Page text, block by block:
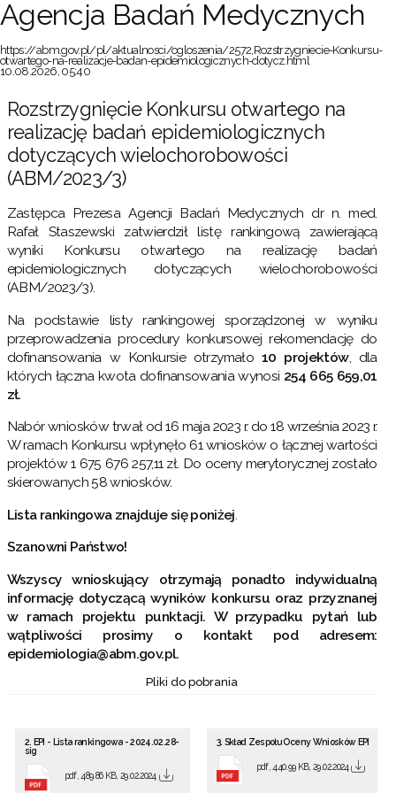
Agencja Badań Medycznych
https://abm.gov.pl/pl/aktualnosci/ogloszenia/2572,Rozstrzygniecie-Konkursu-
otwartego-na-realizacje-badan-epidemiologicznych-dotycz.html
10.08.2026, 05:40
Rozstrzygnięcie Konkursu otwartego na
realizację badań epidemiologicznych
dotyczących wielochorobowości
(ABM/2023/3)
Zastępca Prezesa Agencji Badań Medycznych dr n. med.
Rafał Staszewski zatwierdził listę rankingową zawierającą
wyniki Konkursu otwartego na realizację badań
epidemiologicznych dotyczących wielochorobowości
(ABM/2023/3).
Na podstawie listy rankingowej sporządzonej w wyniku
przeprowadzenia procedury konkursowej rekomendację do
dofinansowania w Konkursie otrzymało 10 projektów, dla
których łączna kwota dofinansowania wynosi 254 665 659,01
zł.
Nabór wniosków trwał od 16 maja 2023 r. do 18 września 2023 r.
W ramach Konkursu wpłynęło 61 wniosków o łącznej wartości
projektów 1 675 676 257,11 zł. Do oceny merytorycznej zostało
skierowanych 58 wniosków.
Lista rankingowa znajduje się poniżej
Szanowni Państwo!
Wszyscy wnioskujący otrzymają ponadto indywidualną
informację dotyczącą wyników konkursu oraz przyznanej
w ramach projektu punktacji. W przypadku pytań lub
wątpliwości prosimy o kontakt pod adresem:
epidemiologia@abm.gov.pl.
Pliki do pobrania
2. EPI - Lista rankingowa - 2024.02.28-
sig
pdf, 489.86 KB, 29.02.2024
3. Skład Zespołu Oceny Wniosków EPI
pdf, 440.99 KB, 29.02.2024